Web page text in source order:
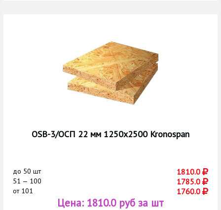
OSB-3/ОСП 22 мм 1250х2500 Kronospan
до 50 шт 1810.0
51 — 100 1785.0
от101 1760.0
Цена: 1810.0 руб за шт